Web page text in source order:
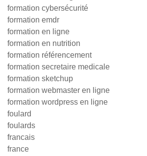
formation cybersécurité
formation emdr
formation en ligne
formation en nutrition
formation référencement
formation secretaire medicale
formation sketchup
formation webmaster en ligne
formation wordpress en ligne
foulard
foulards
francais
france